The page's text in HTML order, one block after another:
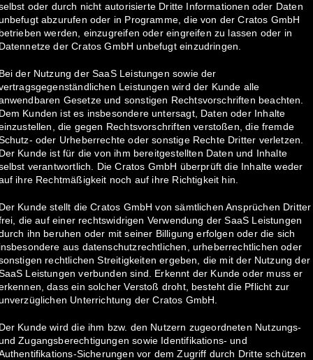
oder durch nicht autorisierte Dritte Informationen oder Daten
abzurufen oder in Programme, die von der Cratos GmbH
werden, einzugreifen oder eingreifen zu lassen oder in
der Cratos GmbH unbefugt einzudringen.
der Nutzung der SaaS Leistungen sowie der
Leistungen wird der Kunde alle
Gesetze und sonstigen Rechtsvorschriften beachten.
Kunden ist es insbesondere untersagt, Daten oder Inhalte
die gegen Rechtsvorschriften verstoßen, die fremde
oder Urheberrechte oder sonstige Rechte Dritter verletzen.
Kunde ist für die von ihm bereitgestellten Daten und Inhalte
verantwortlich. Die Cratos GmbH überprüft die Inhalte weder
ihre Rechtmäßigkeit noch auf ihre Richtigkeit hin.
Kunde stellt die Cratos GmbH von sämtlichen Ansprüchen Dritter
die auf einer rechtswidrigen Verwendung der SaaS Leistungen
ihn beruhen oder mit seiner Billigung erfolgen oder die sich
aus datenschutzrechtlichen, urheberrechtlichen oder
rechtlichen Streitigkeiten ergeben, die mit der Nutzung der
Leistungen verbunden sind. Erkennt der Kunde oder muss er
dass ein solcher Verstoß droht, besteht die Pflicht zur
Unterrichtung der Cratos GmbH.
Kunde wird die ihm bzw. den Nutzern zugeordneten Nutzungs-
Zugangsberechtigungen sowie Identifikations- und
Sicherungen vor dem Zugriff durch Dritte schützen